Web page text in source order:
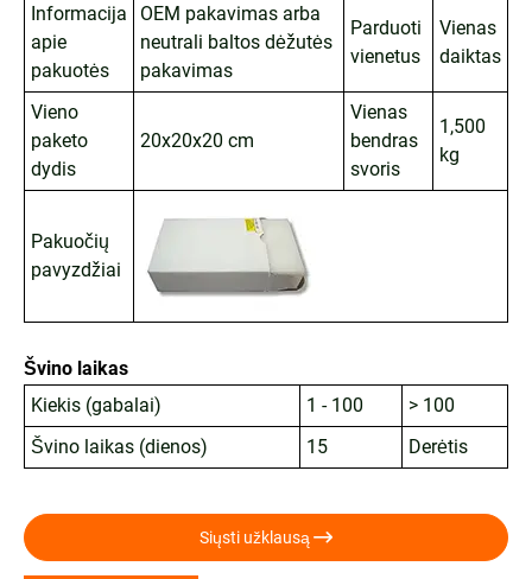
Informacija
apie
pakuotės
OEM pakavimas arba
neutrali baltos dėžutės
pakavimas
Parduoti
vienetus
Vienas
daiktas
Vieno
paketo
dydis
20x20x20 cm
Vienas
bendras
svoris
1,500
kg
Pakuočių
pavyzdžiai
Švino laikas
Kiekis (gabalai)
1 - 100
> 100
Švino laikas (dienos)
15 Derėtis
Siųsti užklausą